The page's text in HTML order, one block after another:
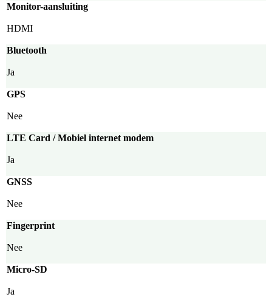
Monitor-aansluiting
HDMI
Bluetooth
Ja
GPS
Nee
LTE Card / Mobiel internet modem
Ja
GNSS
Nee
Fingerprint
Nee
Micro-SD
Ja